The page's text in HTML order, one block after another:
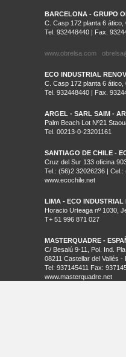
BARCELONA - GRUPO
C. Casp 172 planta 6 ático,
Tel. 932448440 | Fax.
www.obrelsa.com
ECO INDUSTRIAL
C. Casp 172 planta 6 ático,
Tel. 932448440 | Fax.
ARGEL - SARL SAIM -
Palm Beach Lot Nº21
Tel. 00213-0-23201161
SANTIAGO DE CHILE -
Cruz del Sur 133 oficina
Tel.: (56)2 32026236 | Cel.:
www.ecochile.net
LIMA - ECO INDUSTRIAL
Horacio Urteaga nº 1030,
T+ 51 996 871 027
MASTERQUADRE -
C/ Besalú 9-11, Pol. Ind.
08211 Castellar del Vallés -
Tel: 937145411 Fax:
www.masterquadre.net